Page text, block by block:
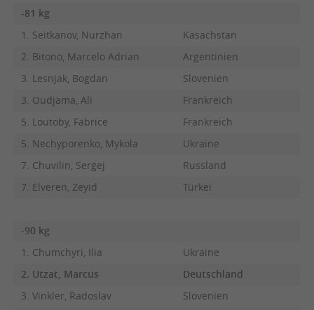
-81 kg
1. Seitkanov, Nurzhan
Kasachstan
2. Bitono, Marcelo Adrian
Argentinien
3. Lesnjak, Bogdan
Slovenien
3. Oudjama, Ali
Frankreich
5. Loutoby, Fabrice
Frankreich
5. Nechyporenko, Mykola
Ukraine
7. Chuvilin, Sergej
Russland
7. Elveren, Zeyid
Türkei
-90 kg
1. Chumchyri, Ilia
Ukraine
2. Utzat, Marcus
Deutschland
3. Vinkler, Radoslav
Slovenien